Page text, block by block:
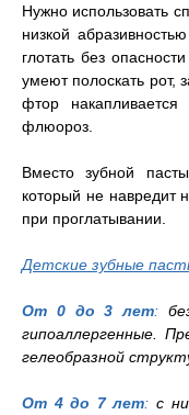
Нужно использовать
низкой
глотать без
умеют полоскать рот,
фтор
флюороз.
Вместо зубной
который не навредит
при проглатывании.
Детские зубные
От 0 до 3 лет:
гипоаллергенные.
гелеобразной
От 4 до 7 лет: с